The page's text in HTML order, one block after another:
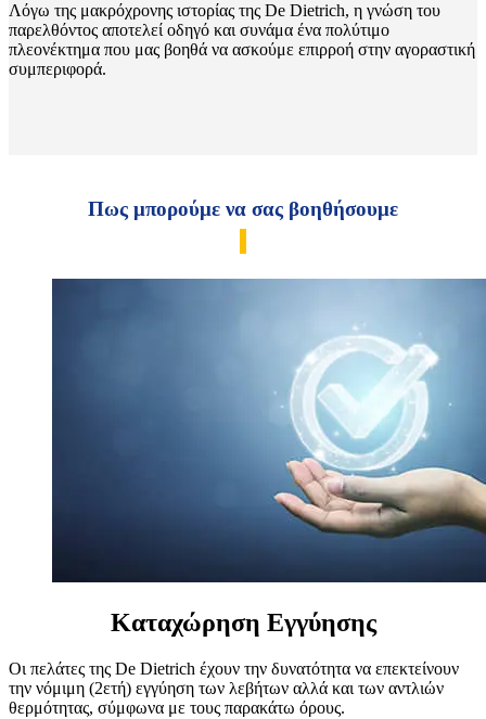
Λόγω της μακρόχρονης ιστορίας της De Dietrich, η γνώση του
παρελθόντος αποτελεί οδηγό και συνάμα ένα πολύτιμο
πλεονέκτημα που μας βοηθά να ασκούμε επιρροή στην αγοραστική
συμπεριφορά.
Πως μπορούμε να σας βοηθήσουμε
Καταχώρηση Εγγύησης
Οι πελάτες της De Dietrich έχουν την δυνατότητα να επεκτείνουν
την νόμιμη (2ετή) εγγύηση των λεβήτων αλλά και των αντλιών
θερμότητας, σύμφωνα με τους παρακάτω όρους.